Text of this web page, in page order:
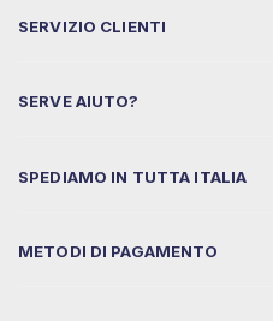
SERVIZIO CLIENTI
SERVE AIUTO?
SPEDIAMO IN TUTTA ITALIA
METODI DI PAGAMENTO